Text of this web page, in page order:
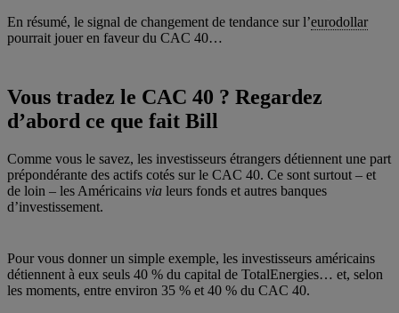
En résumé, le signal de changement de tendance sur l’eurodollar
pourrait jouer en faveur du CAC 40…
Vous tradez le CAC 40 ? Regardez
d’abord ce que fait Bill
Comme vous le savez, les investisseurs étrangers détiennent une part
prépondérante des actifs cotés sur le CAC 40. Ce sont surtout – et
de loin – les Américains via leurs fonds et autres banques
d’investissement.
Pour vous donner un simple exemple, les investisseurs américains
détiennent à eux seuls 40 % du capital de TotalEnergies… et, selon
les moments, entre environ 35 % et 40 % du CAC 40.